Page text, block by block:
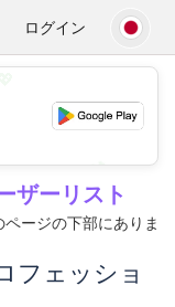
ログイン
💕
ザーリスト
ージの下部にありま
フェッショ